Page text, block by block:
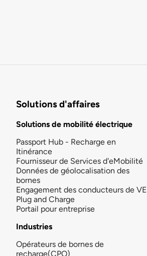
Solutions d'affaires
Solutions de mobilité électrique
Passport Hub - Recharge en
Itinérance
Fournisseur de Services d'eMobilité
Données de géolocalisation des
bornes
Engagement des conducteurs de VE
Plug and Charge
Portail pour entreprise
Industries
Opérateurs de bornes de
recharge(CPO)